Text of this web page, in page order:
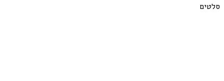
סלטים